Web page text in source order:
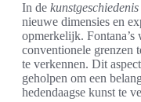
In de
nieuwe dimensies en
opmerkelijk.
conventionele grenzen
te verkennen. Dit
geholpen om een
hedendaagse kunst te